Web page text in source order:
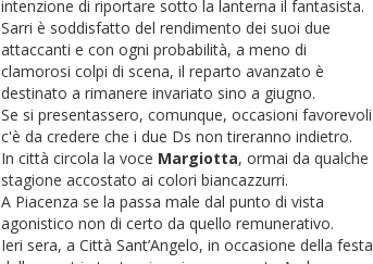
intenzione di riportare sotto la lanterna il fantasista.
Sarri è soddisfatto del rendimento dei suoi due
attaccanti e con ogni probabilità, a meno di
clamorosi colpi di scena, il reparto avanzato è
destinato a rimanere invariato sino a giugno.
Se si presentassero, comunque, occasioni favorevoli
c'è da credere che i due Ds non tireranno indietro.
In città circola la voce Margiotta, ormai da qualche
stagione accostato ai colori biancazzurri.
A Piacenza se la passa male dal punto di vista
agonistico non di certo da quello remunerativo.
Ieri sera, a Città Sant’Angelo, in occasione della festa